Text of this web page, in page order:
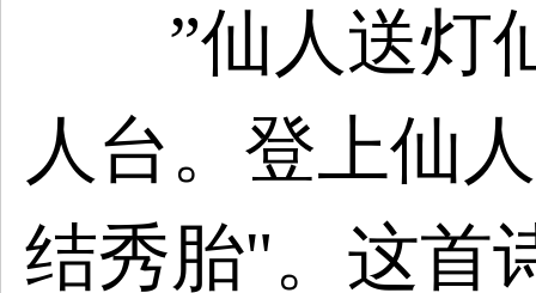
”仙人送灯
人台。登上仙
结秀胎"。这首